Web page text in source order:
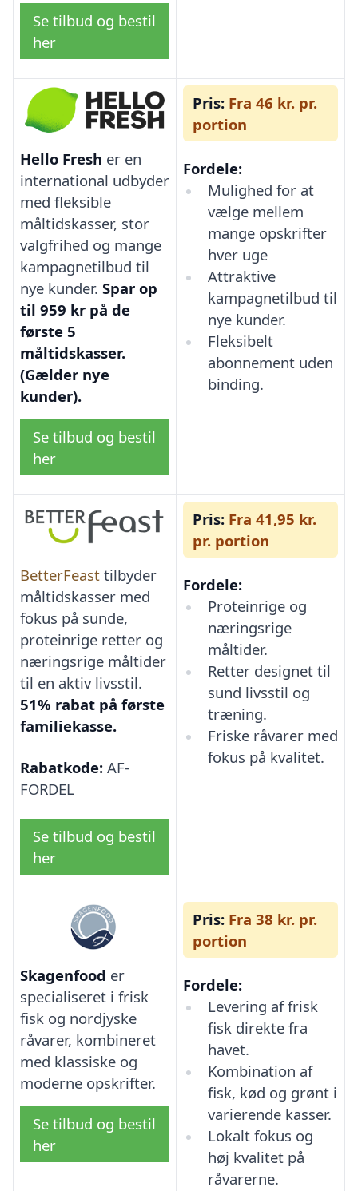
Se tilbud og bestil
her
Hello Fresh er en
international udbyder
med fleksible
måltidskasser, stor
valgfrihed og mange
kampagnetilbud til
nye kunder. Spar op
til 959 kr på de
første 5
måltidskasser.
(Gælder nye
kunder).
Se tilbud og bestil
her
Pris: Fra 46 kr. pr.
portion
Fordele:
Mulighed for at
vælge mellem
mange opskrifter
hver uge
Attraktive
kampagnetilbud til
nye kunder.
Fleksibelt
abonnement uden
binding.
BetterFeast tilbyder
måltidskasser med
fokus på sunde,
proteinrige retter og
næringsrige måltider
til en aktiv livsstil.
51% rabat på første
familiekasse.
Rabatkode: AF-
FORDEL
Se tilbud og bestil
her
Pris: Fra 41,95 kr.
pr. portion
Fordele:
Proteinrige og
næringsrige
måltider.
Retter designet til
sund livsstil og
træning.
Friske råvarer med
fokus på kvalitet.
Skagenfood er
specialiseret i frisk
fisk og nordjyske
råvarer, kombineret
med klassiske og
moderne opskrifter.
Se tilbud og bestil
her
Pris: Fra 38 kr. pr.
portion
Fordele:
Levering af frisk
fisk direkte fra
havet.
Kombination af
fisk, kød og grønt i
varierende kasser.
Lokalt fokus og
høj kvalitet på
råvarerne.